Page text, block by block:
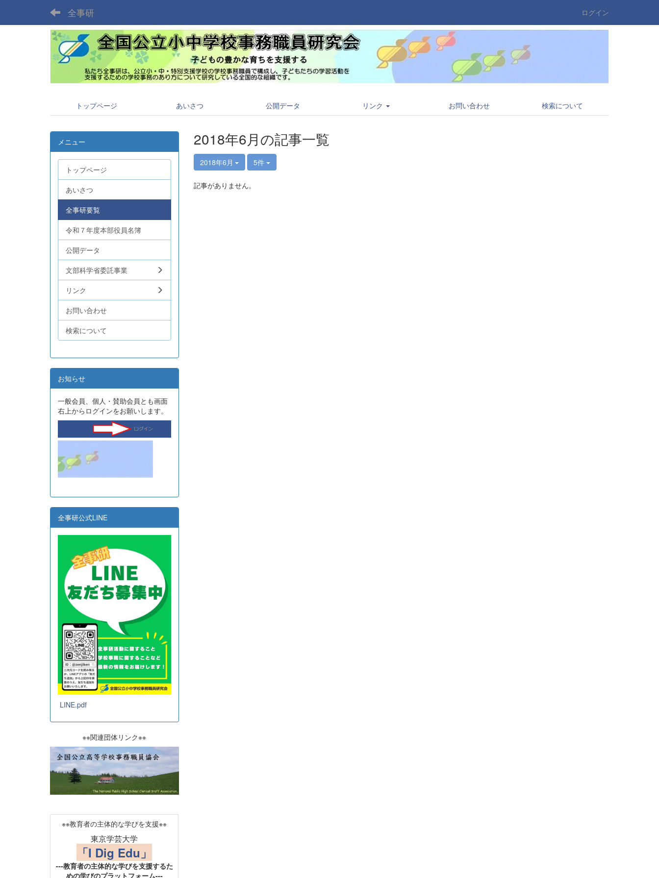
全事研 ログイン
トップページ あいさつ 公開データ リンク お問い合わせ 検索について
2018年6月の記事一覧
2018年6月 5件
記事がありません。
メニュー
トップページ
あいさつ
全事研要覧
令和７年度本部役員名簿
公開データ
文部科学省委託事業
リンク
お問い合わせ
検索について
お知らせ
一般会員、個人・賛助会員とも画面
右上からログインをお願いします。
全事研公式LINE
LINE.pdf
※※関連団体リンク※※
※※教育者の主体的な学びを支援※※
東京学芸大学
「I Dig Edu」
---教育者の主体的な学びを支援するた
めの学びのプラットフォーム---